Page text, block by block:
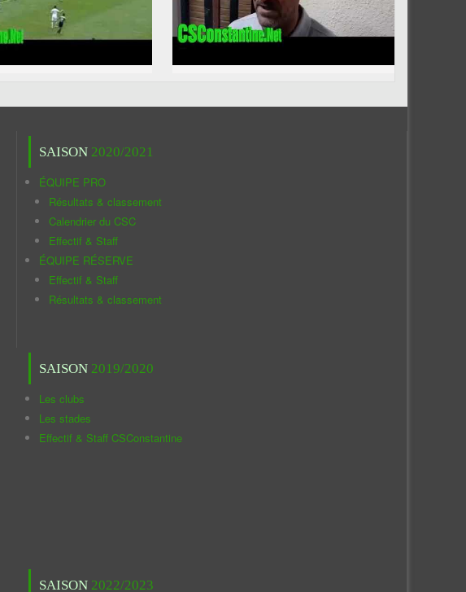
SAISON 2020/2021
ÉQUIPE PRO
Résultats & classement
Calendrier du CSC
Effectif & Staff
ÉQUIPE RÉSERVE
Effectif & Staff
Résultats & classement
SAISON 2019/2020
Les clubs
Les stades
Effectif & Staff CSConstantine
SAISON 2022/2023